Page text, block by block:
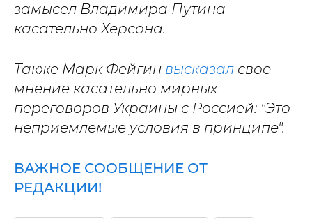
замысел Владимира Путина
касательно Херсона.
Также Марк Фейгин высказал свое
мнение касательно мирных
переговоров Украины с Россией: "Это
неприемлемые условия в принципе".
ВАЖНОЕ СООБЩЕНИЕ ОТ
РЕДАКЦИИ!